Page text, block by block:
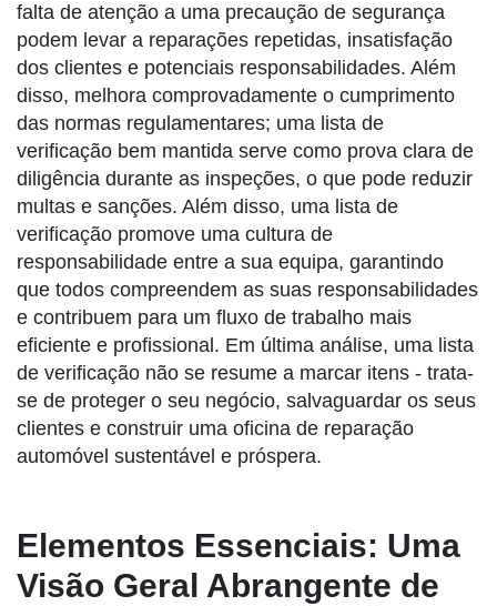
falta de atenção a uma precaução de segurança
podem levar a reparações repetidas, insatisfação
dos clientes e potenciais responsabilidades. Além
disso, melhora comprovadamente o cumprimento
das normas regulamentares; uma lista de
verificação bem mantida serve como prova clara de
diligência durante as inspeções, o que pode reduzir
multas e sanções. Além disso, uma lista de
verificação promove uma cultura de
responsabilidade entre a sua equipa, garantindo
que todos compreendem as suas responsabilidades
e contribuem para um fluxo de trabalho mais
eficiente e profissional. Em última análise, uma lista
de verificação não se resume a marcar itens - trata-
se de proteger o seu negócio, salvaguardar os seus
clientes e construir uma oficina de reparação
automóvel sustentável e próspera.
Elementos Essenciais: Uma
Visão Geral Abrangente de